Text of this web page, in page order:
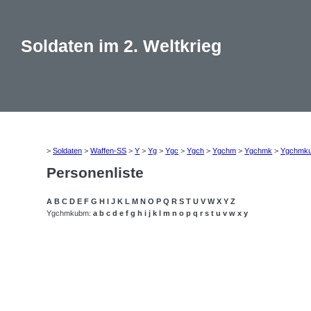
Soldaten im 2. Weltkrieg
>Soldaten >Waffen-SS >Y >Yg >Ygc >Ygch >Ygchm >Ygchmk >
Personenliste
A B C D E F G H I J K L M N O P Q R S T U V W X Y Z
Ygchmkubm:a b c d e f g h i j k l m n o p q r s t u v w x y